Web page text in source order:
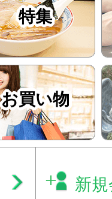
特集
お買い物
新